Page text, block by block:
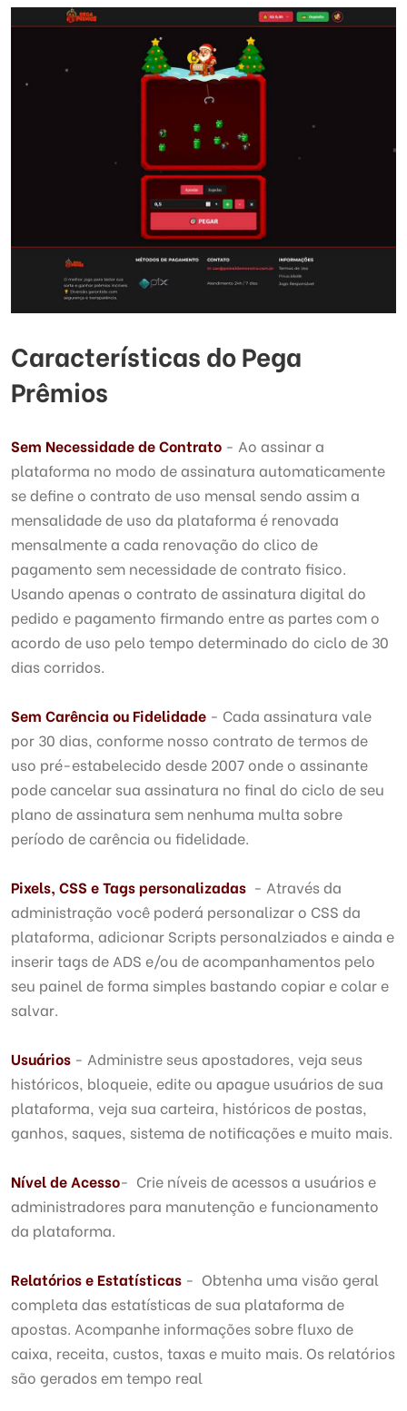
Características do Pega
Prêmios
Sem Necessidade de Contrato - Ao assinar a
plataforma no modo de assinatura automaticamente
se define o contrato de uso mensal sendo assim a
mensalidade de uso da plataforma é renovada
mensalmente a cada renovação do clico de
pagamento sem necessidade de contrato fisico.
Usando apenas o contrato de assinatura digital do
pedido e pagamento firmando entre as partes com o
acordo de uso pelo tempo determinado do ciclo de 30
dias corridos.
Sem Carência ou Fidelidade - Cada assinatura vale
por 30 dias, conforme nosso contrato de termos de
uso pré-estabelecido desde 2007 onde o assinante
pode cancelar sua assinatura no final do ciclo de seu
plano de assinatura sem nenhuma multa sobre
período de carência ou fidelidade.
Pixels, CSS e Tags personalizadas - Através da
administração você poderá personalizar o CSS da
plataforma, adicionar Scripts personalziados e ainda e
inserir tags de ADS e/ou de acompanhamentos pelo
seu painel de forma simples bastando copiar e colar e
salvar.
Usuários - Administre seus apostadores, veja seus
históricos, bloqueie, edite ou apague usuários de sua
plataforma, veja sua carteira, históricos de postas,
ganhos, saques, sistema de notificações e muito mais.
Nível de Acesso- Crie níveis de acessos a usuários e
administradores para manutenção e funcionamento
da plataforma.
Relatórios e Estatísticas - Obtenha uma visão geral
completa das estatísticas de sua plataforma de
apostas. Acompanhe informações sobre fluxo de
caixa, receita, custos, taxas e muito mais. Os relatórios
são gerados em tempo real